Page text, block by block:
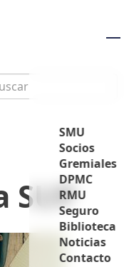
SMU
Socios
Gremiales
DPMC
RMU
Seguro
Biblioteca
Noticias
Contacto
SUP